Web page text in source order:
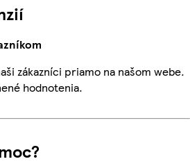
zákazníci priamo na našom webe.
hodnotenia.